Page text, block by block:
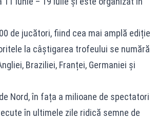
de jucători, fiind cea mai amplă ediție
la câștigarea trofeului se numără
Braziliei, Franței, Germaniei și
Nord, în fața a milioane de spectatori
în ultimele zile ridică semne de